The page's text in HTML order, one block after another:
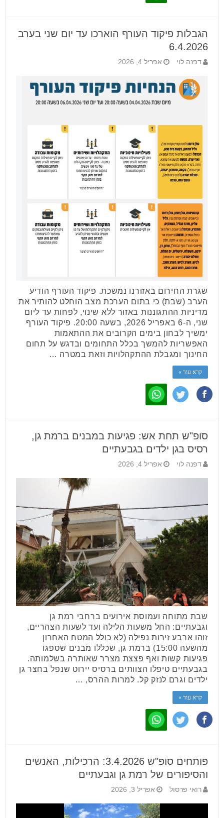
הגבלות פיקוד העורף הוארכו עד יום שני בערב
6.4.2026
דפנה לוי אפריל 4, 2026
שגרת החירום באזורנו נמשכת. פיקוד העורף הודיע
הערב (שבת) כי בתום הערכת מצב הוחלט להותיר את
מדיניות ההתגוננות באזור ללא שינוי, לפחות עד ליום
שני, ה-6 באפריל 2026, בשעה 20:00. פיקוד העורף
ימשיך לבחון בימים הקרובים את ההתאמות
האפשריות להמשך בכלל התחומים ובדגש על תחום
החינוך ומגבלת ההתקהלויות וזאת במטרה …
קרא עוד »
סופ"ש תחת אש: פגיעות במבנים ברמת גן,
רסיס בגן ילדים בגבעתיים
דפנה לוי אפריל 4, 2026
שבת מתוחה ועמוסת אירועים ברחבי רמת גן
וגבעתיים: החל משעות הלילה ועד לשעות הצהריים,
זוהו ארבע זירות נפילה (לא כולל המטח האחרון
מהשעה 15:00) ברמת גן, שכללו מבנים שספגו
פגיעות קשות ואף פצצת מצרר שאותרה בשלמותה.
בגבעתיים טיפלו הצוותים ברסיס יירוט שנפל בחצר גן
ילדים וגרם לנזק קל. למרות ההרס, …
קרא עוד »
פותחים סופ"ש 3.4.2026: הרכילות, האנשים
והסיפורים של רמת גן וגבעתיים
רואי פרסול אפריל 3, 2026